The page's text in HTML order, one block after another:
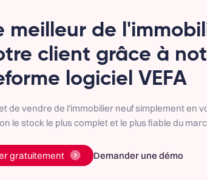
meilleur de
client grâce à
logiciel VEFA
de vendre de l’immobilier neuf simplement en
le stock le plus complet et le plus fiable du
gratuitement Demander une démo